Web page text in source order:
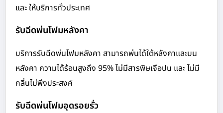
และ ให้บริการทั่วประเทศ
รับฉีดพ่นโฟมหลังคา
บริการรับฉีดพ่นโฟมหลังคา สามารถพ่นได้ใต้หลังคาและบน
หลังคา ความได้ร้อนสูงถึง 95% ไม่มีสารพิษเจือปน และ ไม่มี
กลิ่นไม่พึงประสงค์
รับฉีดพ่นโฟมอุดรอยรั่ว